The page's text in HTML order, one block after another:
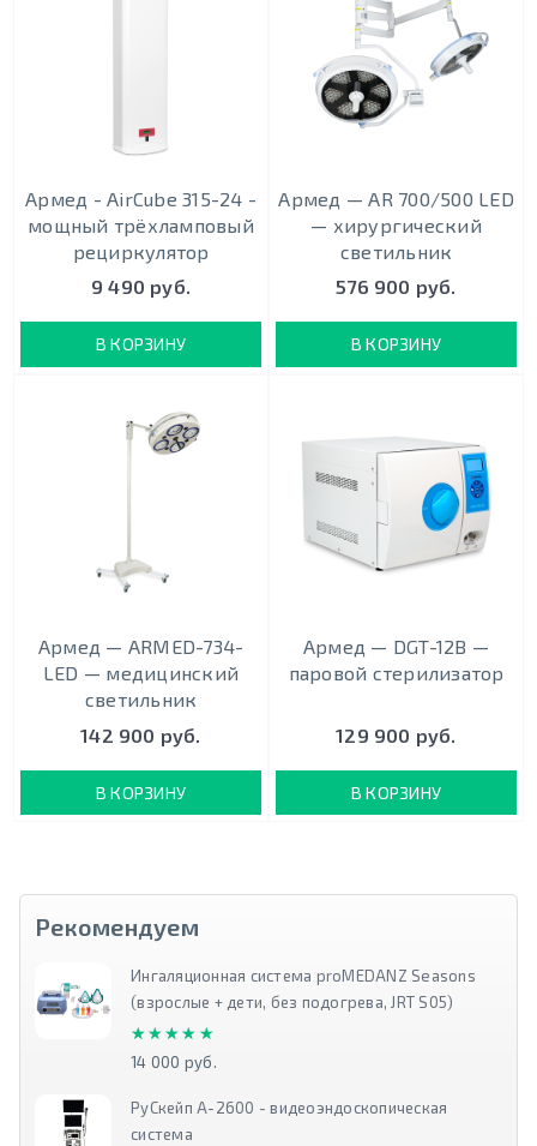
Армед - AirCube 315-24 -
мощный трёхламповый
рециркулятор
9 490 руб.
В КОРЗИНУ
Армед — AR 700/500 LED
— хирургический
светильник
576 900 руб.
В КОРЗИНУ
Армед — ARMED-734-
LED — медицинский
светильник
142 900 руб.
В КОРЗИНУ
Армед — DGT-12B —
паровой стерилизатор
129 900 руб.
В КОРЗИНУ
Рекомендуем
Ингаляционная система proMEDANZ Seasons
(взрослые + дети, без подогрева, JRT S05)
★★★★★
★★★★★
14 000 руб.
РуСкейп А-2600 - видеоэндоскопическая
система